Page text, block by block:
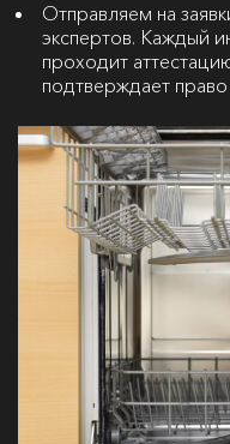
Отправляем на
экспертов. Каждый
проходит
подтверждает